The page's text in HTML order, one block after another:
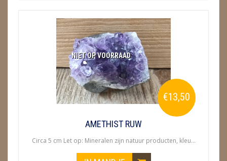
NIET OP VOORRAAD
€13,50
AMETHIST RUW
Circa 5 cm Let op: Mineralen zijn natuur producten, kleu...